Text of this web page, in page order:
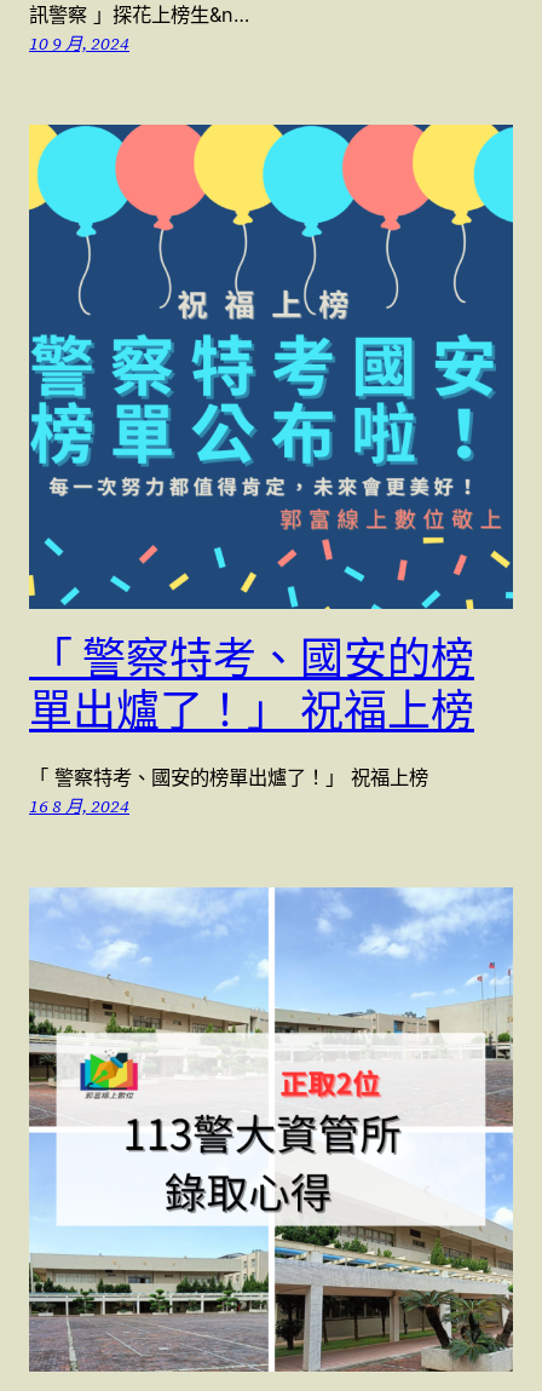
訊警察 」探花上榜生&n…
10 9 月, 2024
「 警察特考、國安的榜
單出爐了！」 祝福上榜
「 警察特考、國安的榜單出爐了！」 祝福上榜
16 8 月, 2024